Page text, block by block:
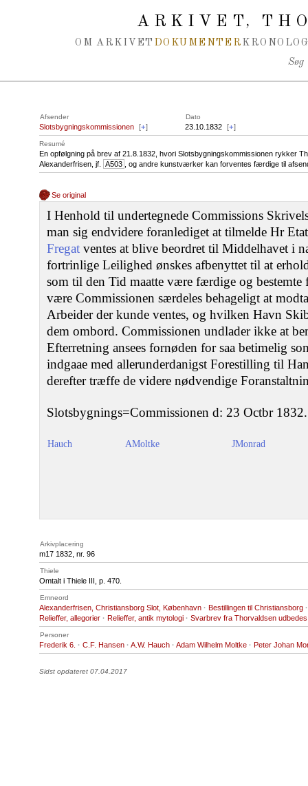
ARKIVET,
OM ARKIVET DOKUMENTER
Søg
Afsender Dato
Slotsbygningskommissionen [+] 23.10.1832 [+]
Resumé
En opfølgning på brev af 21.8.1832, hvori Slotsbygningskommissionen rykker
Alexanderfrisen, jf.
A503 , og andre kunstværker kan forventes færdige til
Se original
I Henhold til undertegnede Commissions
man sig endvidere foranlediget at tilmelde Hr
Fregat ventes at blive beordret til Middelhavet i
fortrinlige Leilighed ønskes afbenyttet til at
som til den Tid maatte være færdige og
være Commissionen særdeles behageligt at
Arbeider der kunde ventes, og hvilken Havn
dem ombord. Commissionen undlader ikke at
Efterretning ansees fornøden for saa betimelig
indgaae med allerunderdanigst Forestilling til
derefter træffe de videre nødvendige
Slotsbygnings=Commissionen d: 23 Octbr 1832.
Hauch AMoltke JMonrad
Arkivplacering
m17 1832, nr. 96
Thiele
Omtalt i Thiele III, p. 470.
Emneord
Alexanderfrisen, Christiansborg Slot, København · Bestillingen til Christiansborg ·
Relieffer, allegorier · Relieffer, antik mytologi · Svarbrev fra Thorvaldsen udbedes
Personer
Frederik 6. · C.F. Hansen · A.W. Hauch · Adam Wilhelm Moltke · Peter Johan
Sidst opdateret 07.04.2017